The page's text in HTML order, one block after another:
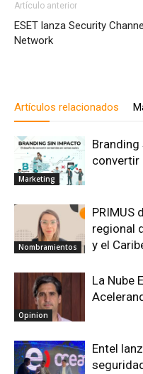
Artículo anterior
ESET lanza Security
Network
Artículos relacionados
Marketing
convertir
Nombramientos
PRIMUS
regional
y el
Opinion
La Nube
Entel